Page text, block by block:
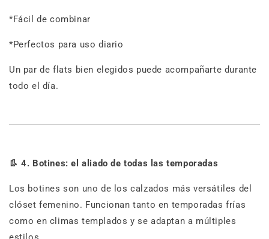
*Fácil de combinar
*Perfectos para uso diario
Un par de flats bien elegidos puede acompañarte durante
todo el día.
👢 4. Botines: el aliado de todas las temporadas
Los botines son uno de los calzados más versátiles del
clóset femenino. Funcionan tanto en temporadas frías
como en climas templados y se adaptan a múltiples